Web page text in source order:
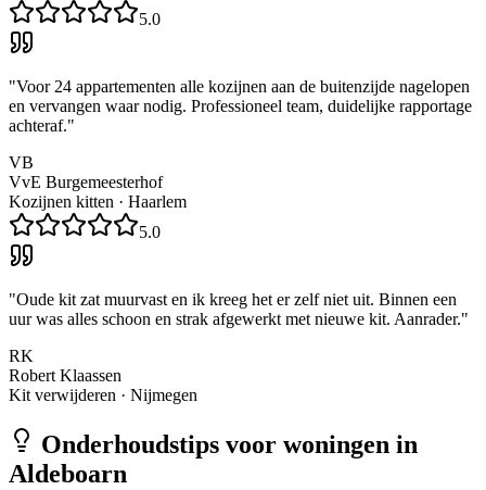
5.0
"Voor 24 appartementen alle kozijnen aan de buitenzijde nagelopen
en vervangen waar nodig. Professioneel team, duidelijke rapportage
achteraf."
VB
VvE Burgemeesterhof
Kozijnen kitten · Haarlem
5.0
"Oude kit zat muurvast en ik kreeg het er zelf niet uit. Binnen een
uur was alles schoon en strak afgewerkt met nieuwe kit. Aanrader."
RK
Robert Klaassen
Kit verwijderen · Nijmegen
Onderhoudstips voor woningen in
Aldeboarn